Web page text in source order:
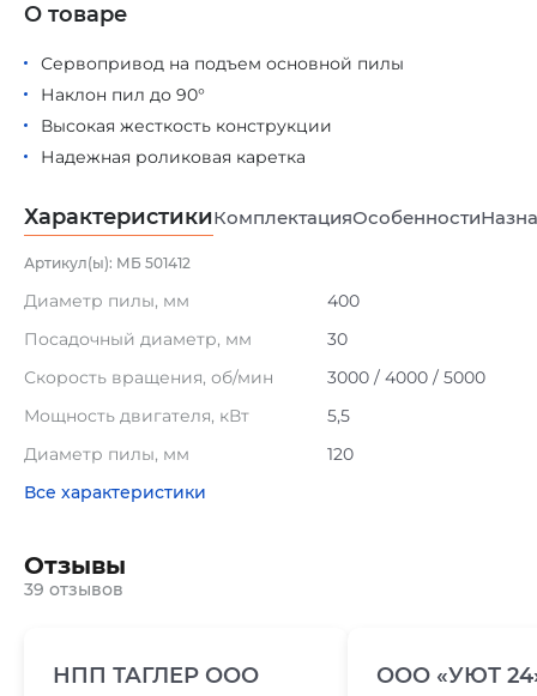
Сервопривод на подъем основной пилы
Наклон пил до 90°
Высокая жесткость конструкции
Надежная роликовая каретка
О товаре
ХарактеристикиКомплектацияОсобенности
Артикул(ы): МБ 501412
Диаметр пилы, мм
400
Посадочный диаметр, мм
30
Скорость вращения, об/мин
3000 / 4000 / 5000
Мощность двигателя, кВт
5,5
Диаметр пилы, мм
120
Все характеристики
Отзывы
39 отзывов
НПП ТАГЛЕР ООО ООО «УЮТ